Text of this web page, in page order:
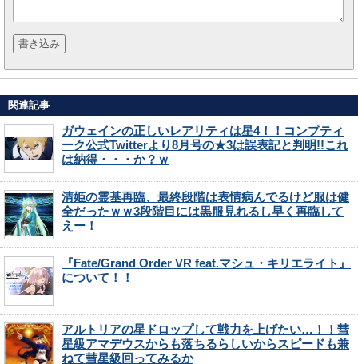
関連記事
ガウェインの正しいレアリティは星4！！コンプティ
ーク公式Twitterより8月号の★3は誤表記と判明!!これ
は納得・・・か？ｗ
清姫の霊基再臨、最終段階は表情病んでるけど服は健
全だったｗｗ3段階目には黒服見れるし早く再臨して
えー！
『Fate/Grand Order VR feat.マシュ・キリエライト』
について！！
アルトリアの星ドロップして戦力を上げたい…！！彗
星級アマデウスからも落ちるらしいからスピードも兼
ねて彗星級回ってみるか